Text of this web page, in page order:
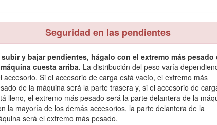
Seguridad en las pendientes
y bajar pendientes, hágalo con el extremo más pesado
cuesta arriba. La distribución del peso varía
accesorio. Si el accesorio de carga está vacío, el extremo más
de la máquina será la parte trasera y, si el accesorio de
lleno, el extremo más pesado será la parte delantera de la
la mayoría de los demás accesorios, la parte delantera de la
será el extremo más pesado.
Peligro
en la zona de trabajo. Si se perforan, pueden causar